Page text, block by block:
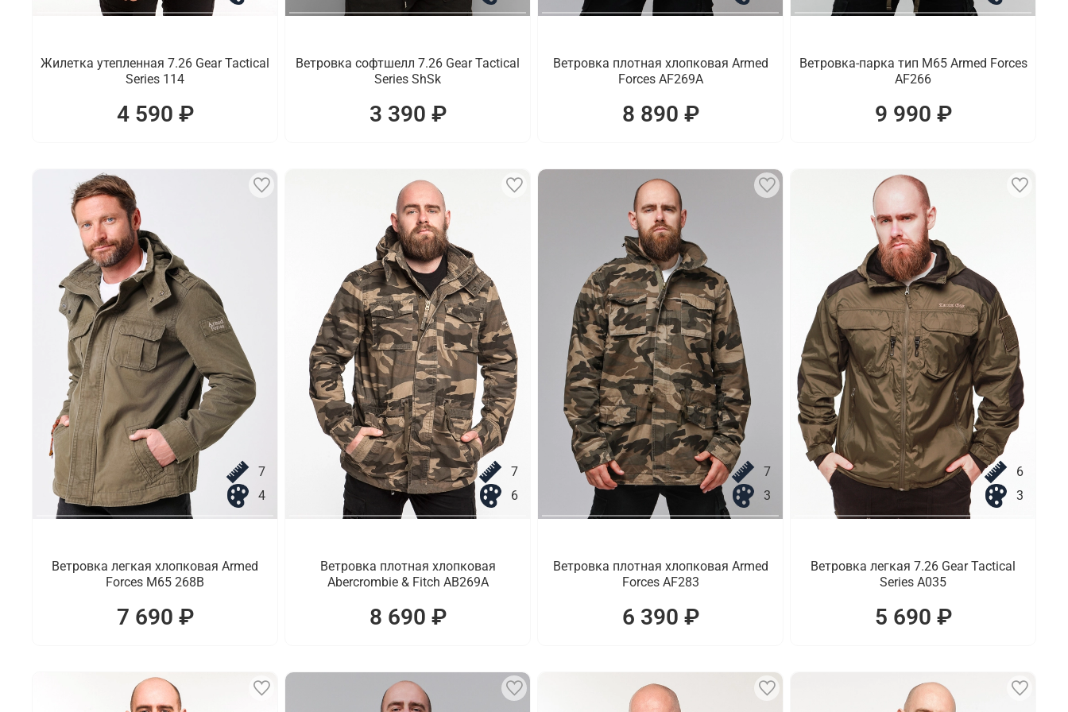
Жилетка утепленная 7.26 Gear Tactical
Series 114
4 590 ₽
Ветровка софтшелл 7.26 Gear Tactical
Series ShSk
3 390 ₽
Ветровка плотная хлопковая Armed
Forces AF269A
8 890 ₽
Ветровка-парка тип M65 Armed Forces
AF266
9 990 ₽
7
4
Ветровка легкая хлопковая Armed
Forces M65 268B
7 690 ₽
7
6
Ветровка плотная хлопковая
Abercrombie & Fitch AB269A
8 690 ₽
7
3
Ветровка плотная хлопковая Armed
Forces AF283
6 390 ₽
6
3
Ветровка легкая 7.26 Gear Tactical
Series A035
5 690 ₽